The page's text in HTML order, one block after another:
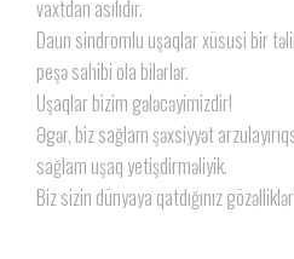
vaxtdan asılıdır.
Daun sindromlu uşaqlar xüsusi bir
peşə sahibi ola bilərlər.
Uşaqlar bizim gələcəyimizdir!
Əgər, biz sağlam şəxsiyyət
sağlam uşaq yetişdirməliyik.
Biz sizin dünyaya qatdığınız